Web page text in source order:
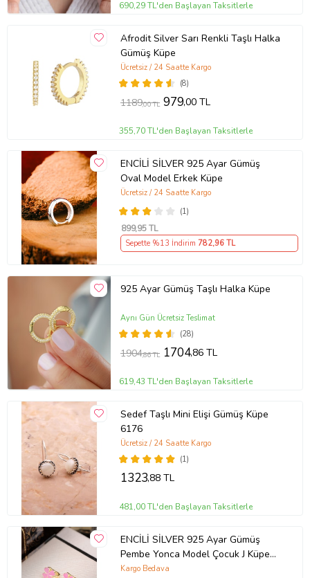
690,29 TL'den Başlayan Taksitlerle
Afrodit Silver Sarı Renkli Taşlı Halka
Gümüş Küpe
(8)
Ücretsiz / 24 Saatte Kargo
1189,00 TL 979,00 TL
355,70 TL'den Başlayan Taksitlerle
ENCİLİ SİLVER 925 Ayar Gümüş
Oval Model Erkek Küpe
(1)
Ücretsiz / 24 Saatte Kargo
899,95 TL
Sepette %13 İndirim 782,96 TL
925 Ayar Gümüş Taşlı Halka Küpe
(28)
Aynı Gün Ücretsiz Teslimat
1904,86 TL 1704,86 TL
619,43 TL'den Başlayan Taksitlerle
Sedef Taşlı Mini Elişi Gümüş Küpe
6176
(1)
Ücretsiz / 24 Saatte Kargo
1323,88 TL
481,00 TL'den Başlayan Taksitlerle
ENCİLİ SİLVER 925 Ayar Gümüş
Pembe Yonca Model Çocuk J Küpe
(Gold)
Kargo Bedava